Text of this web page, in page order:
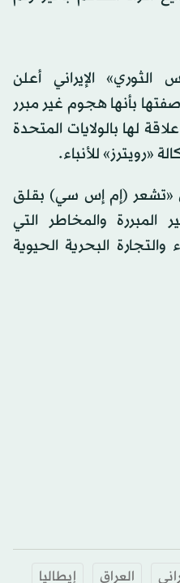
الثوري» الإيراني أعلن
بأنها هجوم غير مبرر
لها بالولايات المتحدة
«رويترز» للأنباء.
«تشعر (إم إس سي) بقلق
المبررة والمخاطر التي
والتجارة البحرية الحيوية
العراق إيطاليا